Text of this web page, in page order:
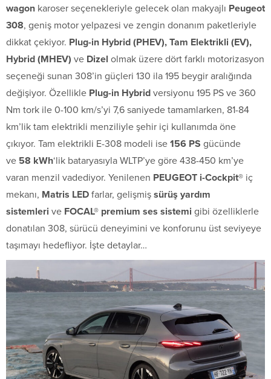
wagon karoser seçenekleriyle gelecek olan makyajlı Peugeot
308, geniş motor yelpazesi ve zengin donanım paketleriyle
dikkat çekiyor. Plug-in Hybrid (PHEV), Tam Elektrikli (EV),
Hybrid (MHEV) ve Dizel olmak üzere dört farklı motorizasyon
seçeneği sunan 308’in güçleri 130 ila 195 beygir aralığında
değişiyor. Özellikle Plug-in Hybrid versiyonu 195 PS ve 360
Nm tork ile 0-100 km/s’yi 7,6 saniyede tamamlarken, 81-84
km’lik tam elektrikli menziliyle şehir içi kullanımda öne
çıkıyor. Tam elektrikli E-308 modeli ise 156 PS gücünde
ve 58 kWh‘lik bataryasıyla WLTP’ye göre 438-450 km’ye
varan menzil vadediyor. Yenilenen PEUGEOT i-Cockpit® iç
mekanı, Matris LED farlar, gelişmiş sürüş yardım
sistemleri ve FOCAL® premium ses sistemi gibi özelliklerle
donatılan 308, sürücü deneyimini ve konforunu üst seviyeye
taşımayı hedefliyor. İşte detaylar…